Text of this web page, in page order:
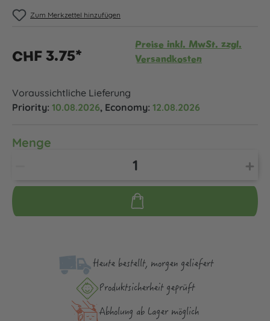
Zum Merkzettel hinzufügen
CHF 3.75*
Preise inkl. MwSt. zzgl.
Versandkosten
Voraussichtliche Lieferung
Priority: 10.08.2026, Economy: 12.08.2026
Menge
Heute bestellt, morgen geliefert
Produktsicher­heit geprüft
Abholung ab Lager möglich